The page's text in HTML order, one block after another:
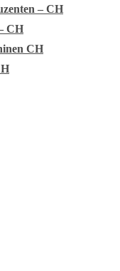
– CH
CH
CH